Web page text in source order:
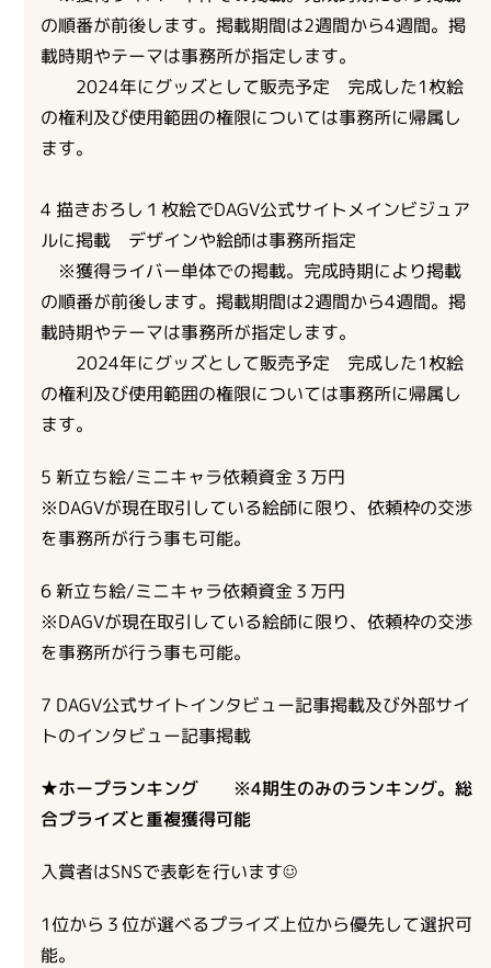
の順番が前後します。掲載期間は2週間から4週間。掲
載時期やテーマは事務所が指定します。
2024年にグッズとして販売予定 完成した1枚絵
の権利及び使用範囲の権限については事務所に帰属し
ます。
4 描きおろし１枚絵でDAGV公式サイトメインビジュア
ルに掲載 デザインや絵師は事務所指定
※獲得ライバー単体での掲載。完成時期により掲載
の順番が前後します。掲載期間は2週間から4週間。掲
載時期やテーマは事務所が指定します。
2024年にグッズとして販売予定 完成した1枚絵
の権利及び使用範囲の権限については事務所に帰属し
ます。
5 新立ち絵/ミニキャラ依頼資金３万円
※DAGVが現在取引している絵師に限り、依頼枠の交渉
を事務所が行う事も可能。
6 新立ち絵/ミニキャラ依頼資金３万円
※DAGVが現在取引している絵師に限り、依頼枠の交渉
を事務所が行う事も可能。
7 DAGV公式サイトインタビュー記事掲載及び外部サイ
トのインタビュー記事掲載
★ホープランキング ※4期生のみのランキング。総
合プライズと重複獲得可能
入賞者はSNSで表彰を行います☺
1位から３位が選べるプライズ上位から優先して選択可
能。